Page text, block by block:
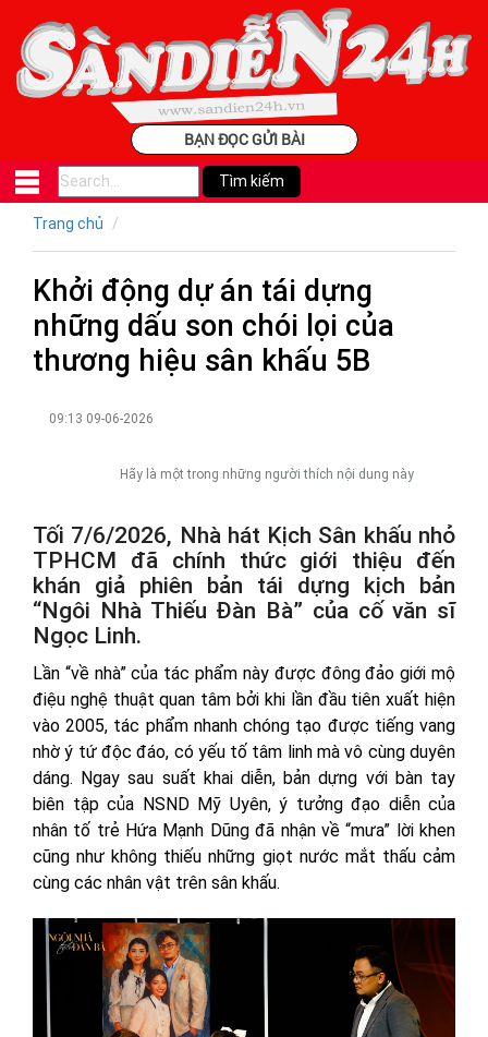
BẠN ĐỌC GỬI BÀI
Trang chủ
Khởi động dự án tái dựng
những dấu son chói lọi của
thương hiệu sân khấu 5B
09:13 09-06-2026
Hãy là một trong những người thích nội dung này
Tối 7/6/2026, Nhà hát Kịch Sân khấu nhỏ
TPHCM đã chính thức giới thiệu đến
khán giả phiên bản tái dựng kịch bản
“Ngôi Nhà Thiếu Đàn Bà” của cố văn sĩ
Ngọc Linh.
Lần “về nhà” của tác phẩm này được đông đảo giới mộ
điệu nghệ thuật quan tâm bởi khi lần đầu tiên xuất hiện
vào 2005, tác phẩm nhanh chóng tạo được tiếng vang
nhờ ý tứ độc đáo, có yếu tố tâm linh mà vô cùng duyên
dáng. Ngay sau suất khai diễn, bản dựng với bàn tay
biên tập của NSND Mỹ Uyên, ý tưởng đạo diễn của
nhân tố trẻ Hứa Mạnh Dũng đã nhận về “mưa” lời khen
cũng như không thiếu những giọt nước mắt thấu cảm
cùng các nhân vật trên sân khấu.